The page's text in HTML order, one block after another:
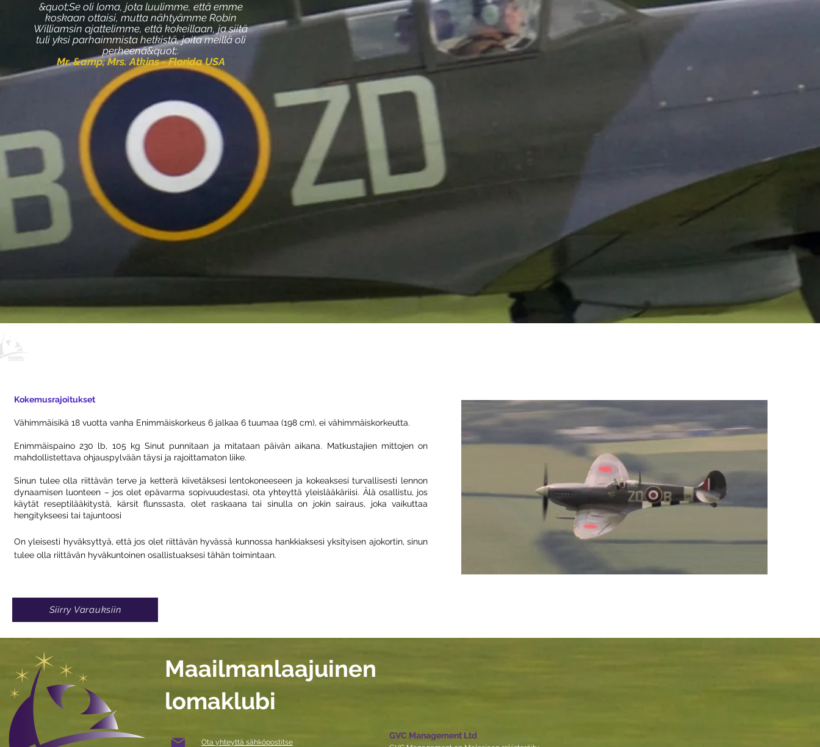
&quot;Se oli loma, jota luulimme, että emme
koskaan ottaisi, mutta nähtyämme Robin
Williamsin ajattelimme, että kokeillaan, ja siitä
tuli yksi parhaimmista hetkistä, joita meillä oli
perheenä&quot;.
Mr. &amp; Mrs. Atkins - Florida USA
Siirry Varauksiin
Kokemusrajoitukset
Vähimmäisikä 18 vuotta vanha Enimmäiskorkeus 6 jalkaa 6 tuumaa (198 cm), ei vähimmäiskorkeutta.
Enimmäispaino 230 lb, 105 kg Sinut punnitaan ja mitataan päivän aikana. Matkustajien mittojen on
mahdollistettava ohjauspylvään täysi ja rajoittamaton liike.
Sinun tulee olla riittävän terve ja ketterä kiivetäksesi lentokoneeseen ja kokeaksesi turvallisesti lennon
dynaamisen luonteen – jos olet epävarma sopivuudestasi, ota yhteyttä yleislääkäriisi. Älä osallistu, jos
käytät reseptilääkitystä, kärsit flunssasta, olet raskaana tai sinulla on jokin sairaus, joka vaikuttaa
hengitykseesi tai tajuntoosi
On yleisesti hyväksyttyä, että jos olet riittävän hyvässä kunnossa hankkiaksesi yksityisen ajokortin, sinun
tulee olla riittävän hyväkuntoinen osallistuaksesi tähän toimintaan.
Maailmanlaajuinen
lomaklubi
Ota yhteyttä sähköpostitse
GVC Management Ltd